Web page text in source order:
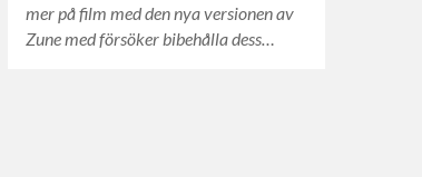
mer på film med den nya versionen av
Zune med försöker bibehålla dess…